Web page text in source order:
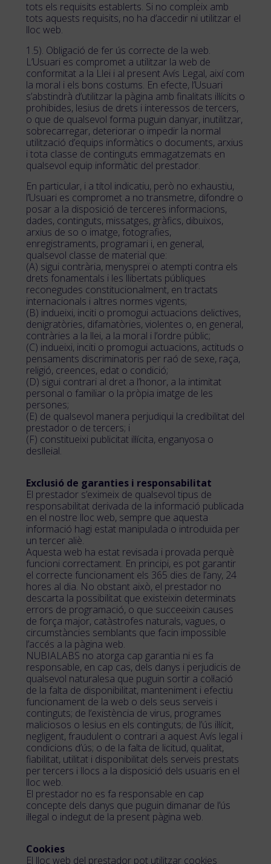
tots els requisits establerts. Si no compleix amb
tots aquests requisits, no ha d’accedir ni utilitzar el
lloc web.
1.5). Obligació de fer ús correcte de la web.
L’Usuari es compromet a utilitzar la web de
conformitat a la Llei i al present Avís Legal, així com
la moral i els bons costums. En efecte, l’Usuari
s’abstindrà d’utilitzar la pàgina amb finalitats il·lícits o
prohibides, lesius de drets i interessos de tercers,
o que de qualsevol forma puguin danyar, inutilitzar,
sobrecarregar, deteriorar o impedir la normal
utilització d’equips informàtics o documents, arxius
i tota classe de continguts emmagatzemats en
qualsevol equip informàtic del prestador.
En particular, i a títol indicatiu, però no exhaustiu,
l’Usuari es compromet a no transmetre, difondre o
posar a la disposició de terceres informacions,
dades, continguts, missatges, gràfics, dibuixos,
arxius de so o imatge, fotografies,
enregistraments, programari i, en general,
qualsevol classe de material que:
(A) sigui contrària, menyspreï o atempti contra els
drets fonamentals i les llibertats públiques
reconegudes constitucionalment, en tractats
internacionals i altres normes vigents;
(B) indueixi, inciti o promogui actuacions delictives,
denigratòries, difamatòries, violentes o, en general,
contràries a la llei, a la moral i l’ordre públic;
(C) indueixi, inciti o promogui actuacions, actituds o
pensaments discriminatoris per raó de sexe, raça,
religió, creences, edat o condició;
(D) sigui contrari al dret a l’honor, a la intimitat
personal o familiar o la pròpia imatge de les
persones;
(E) de qualsevol manera perjudiqui la credibilitat del
prestador o de tercers; i
(F) constitueixi publicitat il·lícita, enganyosa o
deslleial.
Exclusió de garanties i responsabilitat
El prestador s’eximeix de qualsevol tipus de
responsabilitat derivada de la informació publicada
en el nostre lloc web, sempre que aquesta
informació hagi estat manipulada o introduïda per
un tercer aliè.
Aquesta web ha estat revisada i provada perquè
funcioni correctament. En principi, es pot garantir
el correcte funcionament els 365 dies de l’any, 24
hores al dia. No obstant això, el prestador no
descarta la possibilitat que existeixin determinats
errors de programació, o que succeeixin causes
de força major, catàstrofes naturals, vagues, o
circumstàncies semblants que facin impossible
l’accés a la pàgina web.
NUBIALABS no atorga cap garantia ni es fa
responsable, en cap cas, dels danys i perjudicis de
qualsevol naturalesa que puguin sortir a col·lació
de la falta de disponibilitat, manteniment i efectiu
funcionament de la web o dels seus serveis i
continguts; de l’existència de virus, programes
maliciosos o lesius en els continguts; de l’ús il·lícit,
negligent, fraudulent o contrari a aquest Avís legal i
condicions d’ús; o de la falta de licitud, qualitat,
fiabilitat, utilitat i disponibilitat dels serveis prestats
per tercers i llocs a la disposició dels usuaris en el
lloc web.
El prestador no es fa responsable en cap
concepte dels danys que puguin dimanar de l’ús
il·legal o indegut de la present pàgina web.
Cookies
El lloc web del prestador pot utilitzar cookies